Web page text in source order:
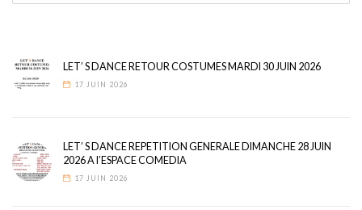
LET’ S DANCE RETOUR COSTUMES MARDI 30 JUIN 2026
17 JUIN 2026
LET’ S DANCE REPETITION GENERALE DIMANCHE 28 JUIN
2026 A l’ESPACE COMEDIA
17 JUIN 2026